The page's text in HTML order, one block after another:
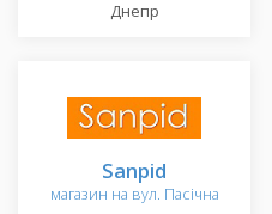
Днепр
Sanpid
магазин на вул. Пасічна